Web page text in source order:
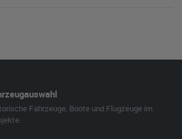
Fahrzeuge, Boote und Flugzeuge im